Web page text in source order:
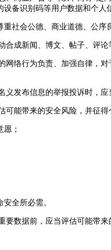
备识别码等用户数据和个人
社会公德、商业道德、公序
成新闻、博文、帖子、评
络行为负责、加强自律，
发布信息的举报投诉时，
能带来的安全风险，并征得
；
全所必需。
数据前，应当评估可能带